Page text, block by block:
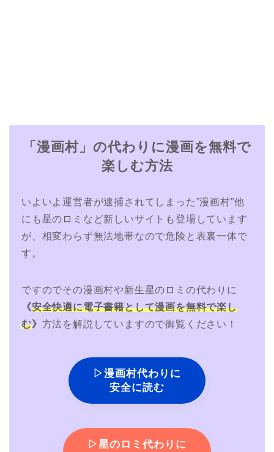
「漫画村」の代わりに漫画を無料で
楽しむ方法
いよいよ運営者が逮捕されてしまった”漫画村”他
にも星のロミなど新しいサイトも登場しています
が、相変わらず無法地帯なので危険と表裏一体で
す。
ですのでその漫画村や新生星のロミの代わりに
《安全快適に電子書籍として漫画を無料で楽し
む》 方法を解説していますので御覧ください！
▷漫画村代わりに
安全に読む
▷星のロミ代わりに